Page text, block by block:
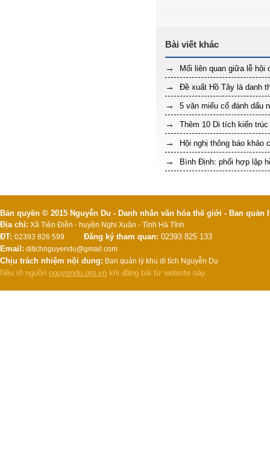
Mối liên quan giữa lễ
Đề xuất Hồ Tây là danh
5 văn miếu cổ đánh dấu
Thêm 10 Di tích kiến
Hội nghị thông báo khảo
Bình Định: phối hợp lập
Bản quyền © 2015 Nguyễn Du - Danh nhân văn hóa thế giới - Ban
Địa chỉ: Xã Tiên Điền - huyện Nghi Xuân - Tỉnh Hà Tĩnh.
ĐT: 02393 826 599 Đăng ký tham quan: 02393 825 133
Email: ditichnguyendu@gmail.com
Chịu trách nhiệm nội dung: Ban quản lý khu di tích Nguyễn Du
Nêu rõ nguồn nguyendu.org.vn khi đăng bài từ website này.